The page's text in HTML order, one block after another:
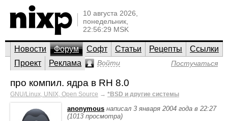
10 августа 2026,
понедельник,
22:56:29 MSK
Новости Форум Софт Статьи Рецепты
Ссылки
Проект
Реклама Войти Постучаться
про компил. ядра в RH 8.0
GNU/Linux, UNIX, Open Source → *BSD и другие системы
anonymous написал 3 января 2004 года в 22:27
(1013 просмотра)